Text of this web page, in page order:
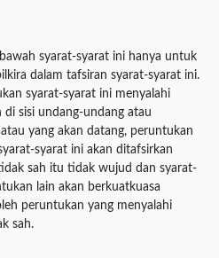
syarat-syarat ini hanya untuk
dalam tafsiran syarat-syarat ini.
syarat-syarat ini menyalahi
sisi undang-undang atau
yang akan datang, peruntukan
syarat ini akan ditafsirkan
sah itu tidak wujud dan syarat-
lain akan berkuatkuasa
peruntukan yang menyalahi
sah.